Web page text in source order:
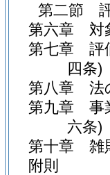
第二節
第六章
対
第七章
評
四条)
第八章
法
第九章
事
六条)
第十章
雑
附則